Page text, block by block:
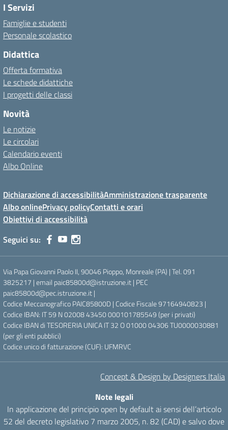
I Servizi
Famiglie e studenti
Personale scolastico
Didattica
Offerta formativa
Le schede didattiche
I progetti delle classi
Novità
Le notizie
Le circolari
Calendario eventi
Albo Online
Dichiarazione di accessibilitàAmministrazione trasparente
Albo onlinePrivacy policyContatti e orari
Obiettivi di accessibilità
Seguici su:
Via Papa Giovanni Paolo II, 90046 Pioppo, Monreale (PA) | Tel. 091
3825217 | email paic85800d@istruzione.it | PEC
paic85800d@pec.istruzione.it |
Codice Meccanografico PAIC85800D | Codice Fiscale 97164940823 |
Codice IBAN: IT 59 N 02008 43450 000101785549 (per i privati)
Codice IBAN di TESORERIA UNICA IT 32 O 01000 04306 TU0000030881
(per gli enti pubblici)
Codice unico di fatturazione (CUF): UFMRVC
Concept & Design by Designers Italia
Note legali
In applicazione del principio open by default ai sensi dell’articolo
52 del decreto legislativo 7 marzo 2005, n. 82 (CAD) e salvo dove